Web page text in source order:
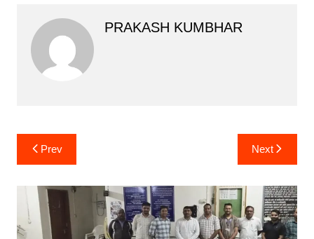
PRAKASH KUMBHAR
Post
navigation
Prev Next